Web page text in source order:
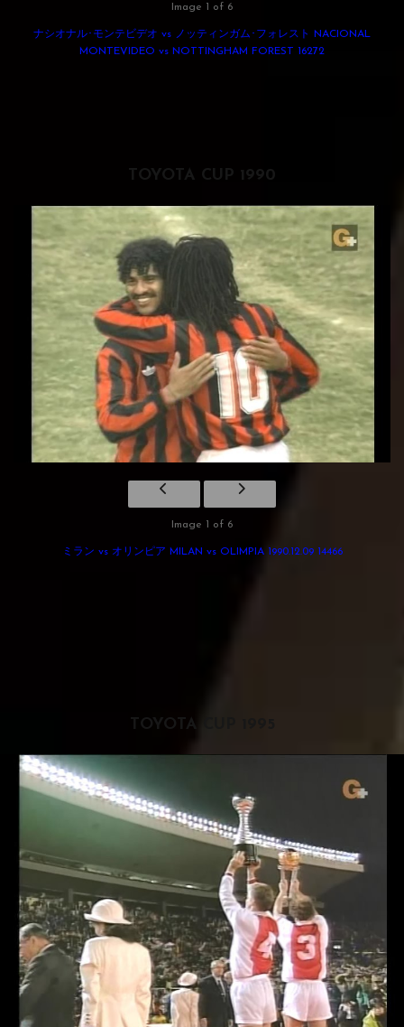
Image 1 of 6
ナシオナル･モンテビデオ vs ノッティンガム･フォレスト NACIONAL
MONTEVIDEO vs NOTTINGHAM FOREST 16272
Image 1 of 6
ミラン vs オリンピア MILAN vs OLIMPIA 1990.12.09 14466